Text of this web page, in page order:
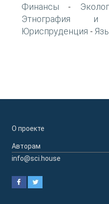
Финансы -
Этнография и
Юриспруденция -
О проекте
Авторам
info@sci.house